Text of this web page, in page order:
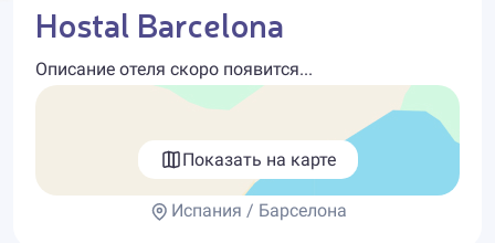
Hostal Barcelona
Описание отеля скоро появится...
Показать на карте
Испания / Барселона